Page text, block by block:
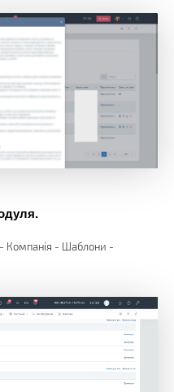
Компанія - Шаблони -